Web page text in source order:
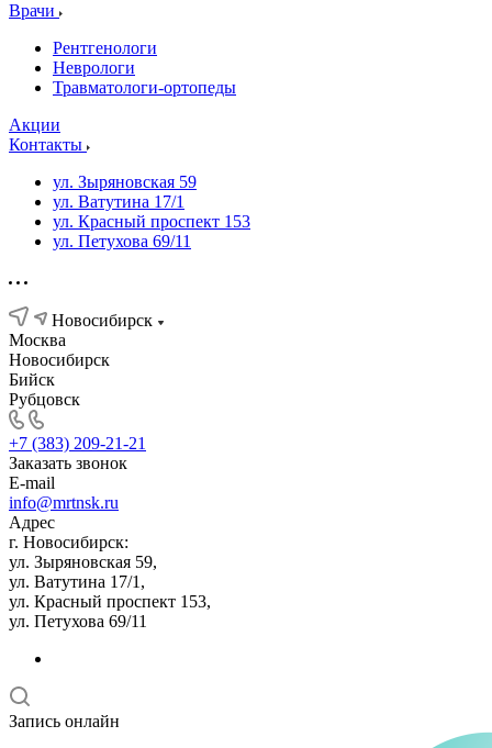
Врачи
Рентгенологи
Неврологи
Травматологи-ортопеды
Акции
Контакты
ул. Зыряновская 59
ул. Ватутина 17/1
ул. Красный проспект 153
ул. Петухова 69/11
Новосибирск
Москва
Новосибирск
Бийск
Рубцовск
+7 (383) 209-21-21
Заказать звонок
E-mail
info@mrtnsk.ru
Адрес
г. Новосибирск:
ул. Зыряновская 59,
ул. Ватутина 17/1,
ул. Красный проспект 153,
ул. Петухова 69/11
Запись онлайн